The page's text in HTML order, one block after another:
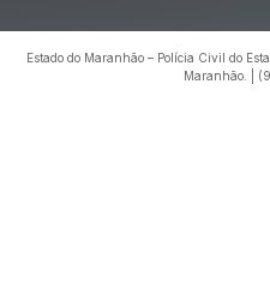
Estado do Maranhão – Polícia Civil do
Maranhão. |